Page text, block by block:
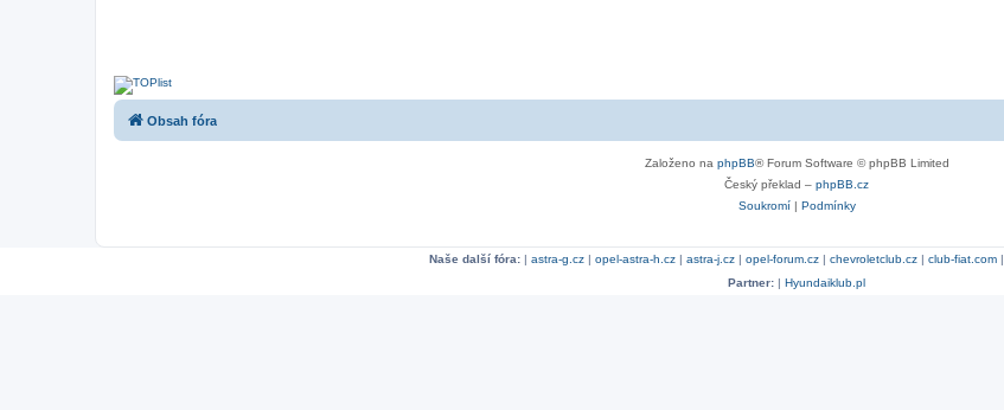
Obsah fóra
Založeno na phpBB® Forum Software © phpBB Limited
Český překlad – phpBB.cz
Soukromí| Podmínky
Naše další fóra:| astra-g.cz| opel-astra-h.cz| astra-j.cz| opel-forum.cz| chevroletclub.cz| club-fiat.com|
Partner: | Hyundaiklub.pl